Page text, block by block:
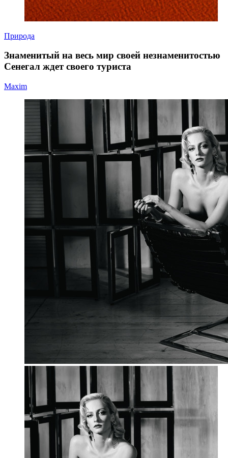
Природа
Знаменитый на весь мир своей незнаменитостью
Сенегал ждет своего туриста
Maxim